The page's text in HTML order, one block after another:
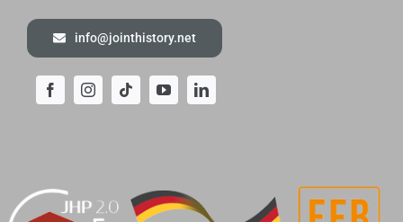
info@jointhistory.net